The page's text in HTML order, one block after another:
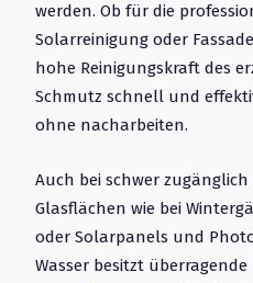
werden. Ob für die
Solarreinigung oder
hohe Reinigungskraft des
Schmutz schnell und
ohne nacharbeiten.
Auch bei schwer
Glasflächen wie bei
oder Solarpanels und
Wasser besitzt